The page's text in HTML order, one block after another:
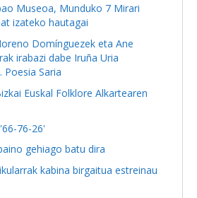
Museoa, Munduko 7 Mirari
izateko hautagai
Domínguezek eta Ane
irabazi dabe Iruña Uria
Poesia Saria
Euskal Folklore Alkartearen
76-26'
gehiago batu dira
kabina birgaitua estreinau